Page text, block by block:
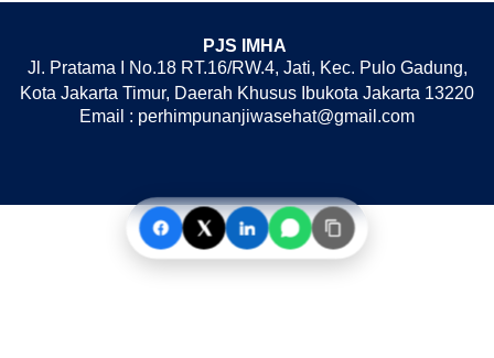
PJS IMHA
Jl. Pratama I No.18 RT.16/RW.4, Jati, Kec. Pulo Gadung,
Kota Jakarta Timur, Daerah Khusus Ibukota Jakarta 13220
Email : perhimpunanjiwasehat@gmail.com